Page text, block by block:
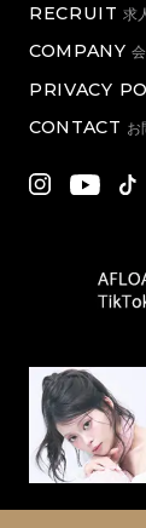
RECRUIT 求
COMPANY
PRIVACY
CONTACT お